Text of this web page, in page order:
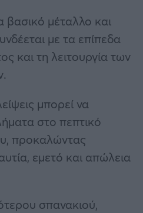
βασικό μέταλλο και
με τα επίπεδα
και τη λειτουργία των
μπορεί να
στο πεπτικό
προκαλώντας
εμετό και απώλεια
σπανακιού,